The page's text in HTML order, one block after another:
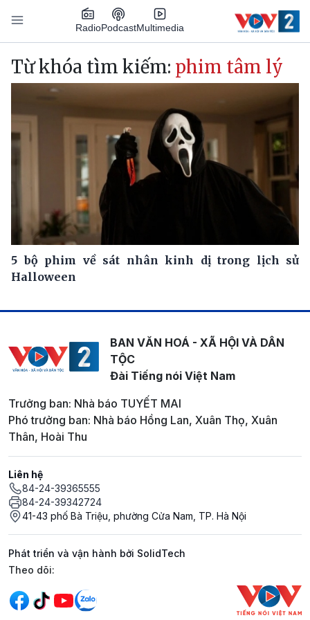
Nhảy đến nội dung
RadioPodcastMultimedia
Main navigation
Từ khóa tìm kiếm: phim tâm lý
5 bộ phim về sát nhân kinh dị trong lịch sử
Halloween
BAN VĂN HOÁ - XÃ HỘI VÀ DÂN
TỘC
Đài Tiếng nói Việt Nam
Trưởng ban: Nhà báo TUYẾT MAI
Phó trưởng ban: Nhà báo Hồng Lan, Xuân Thọ, Xuân
Thân, Hoài Thu
Liên hệ
84-24-39365555
84-24-39342724
41-43 phố Bà Triệu, phường Cửa Nam, TP. Hà Nội
Phát triển và vận hành bởi SolidTech
Mạng xã hội
Theo dõi: